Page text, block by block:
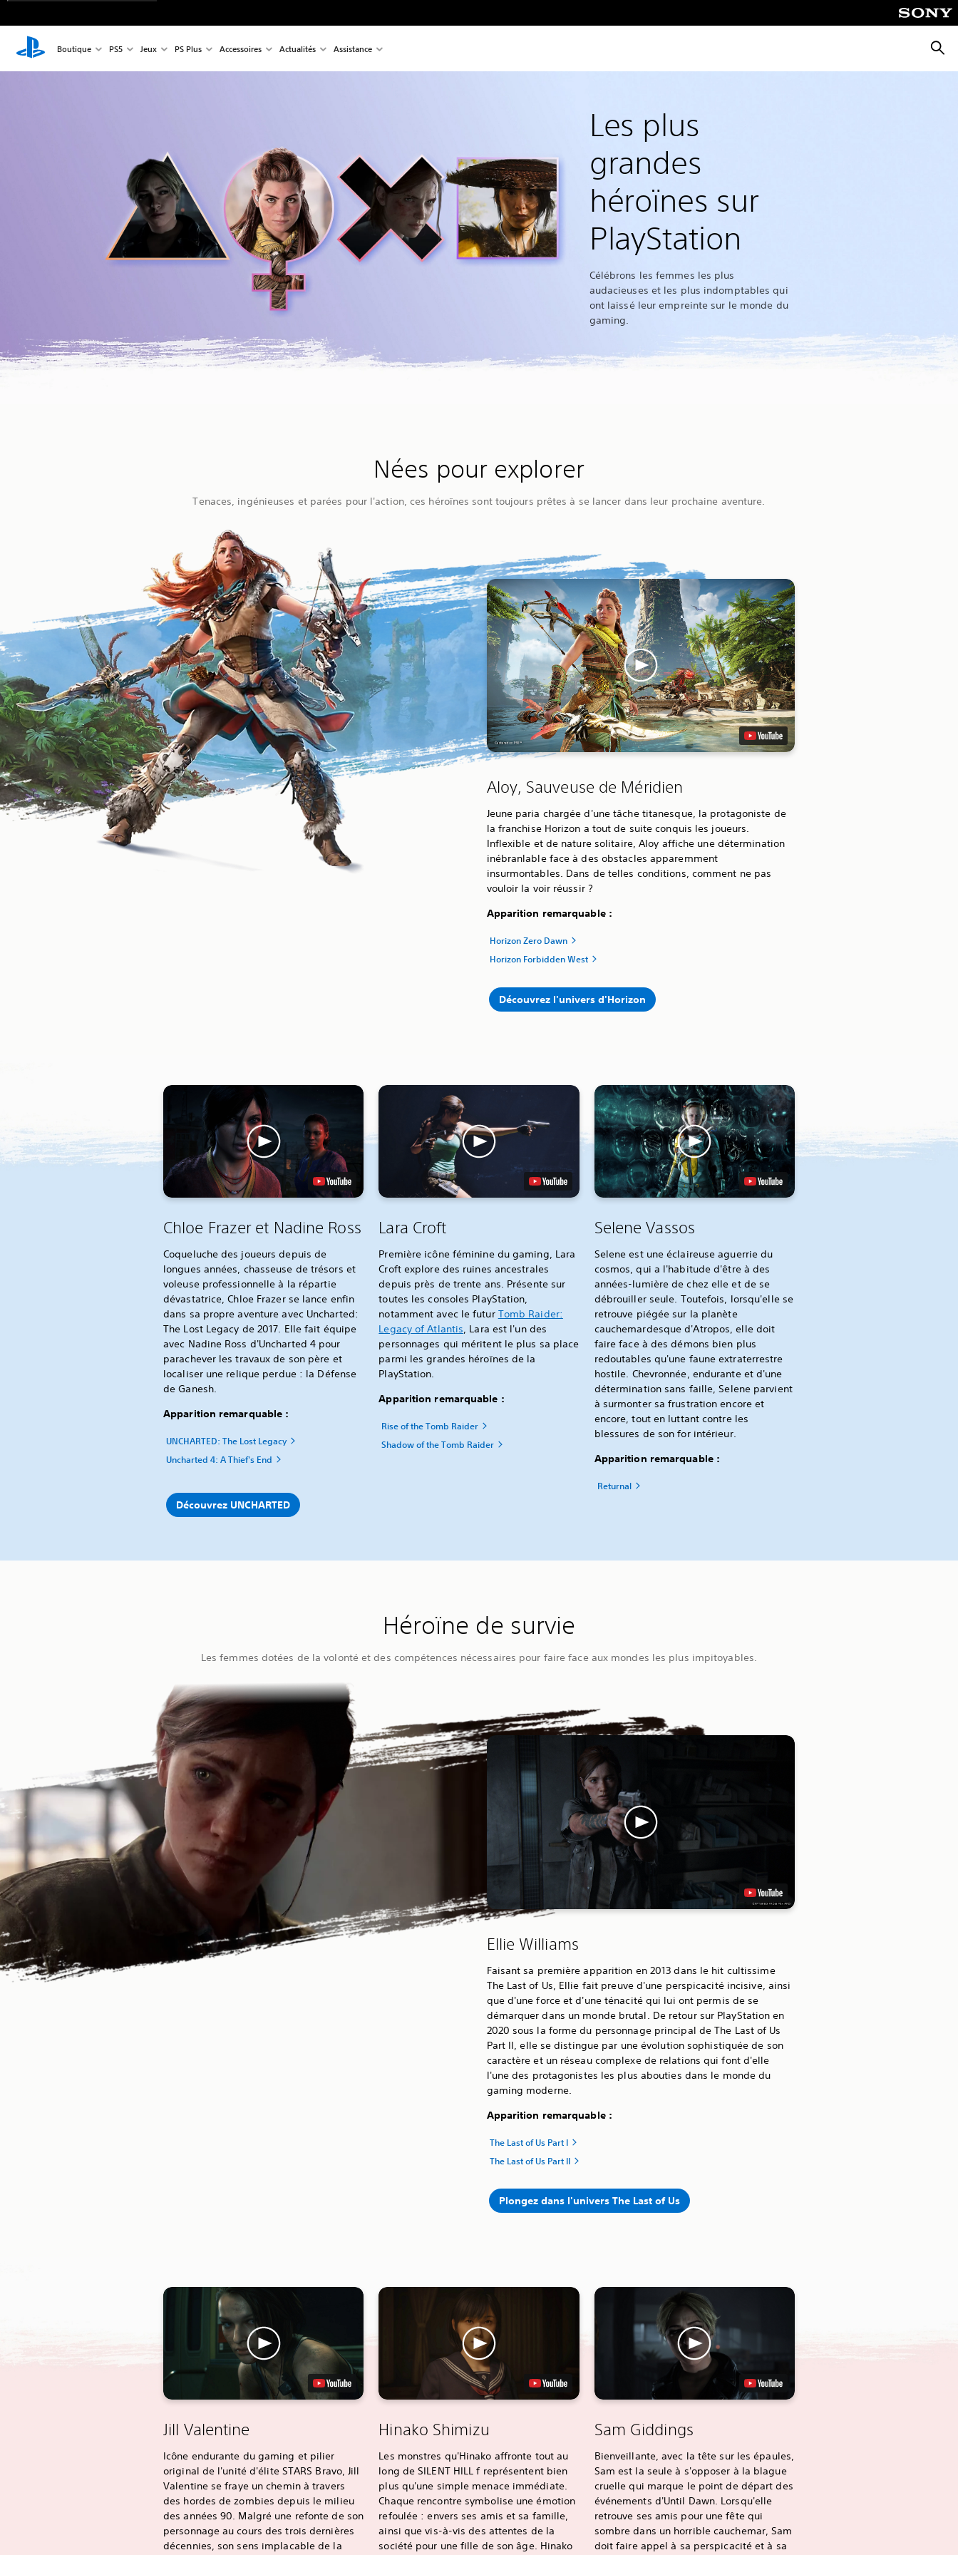
Boutique PS5 Jeux PS Plus Accessoires Actualités Assistance
Les plus
grandes
héroïnes sur
PlayStation
Célébrons les femmes les plus
audacieuses et les plus indomptables qui
ont laissé leur empreinte sur le monde du
gaming.
Nées pour explorer
Tenaces, ingénieuses et parées pour l'action, ces héroïnes sont toujours prêtes à se lancer dans leur prochaine aventure.
Aloy, Sauveuse de Méridien
Jeune paria chargée d'une tâche titanesque, la protagoniste de
la franchise Horizon a tout de suite conquis les joueurs.
Inflexible et de nature solitaire, Aloy affiche une détermination
inébranlable face à des obstacles apparemment
insurmontables. Dans de telles conditions, comment ne pas
vouloir la voir réussir ?
Apparition remarquable :
Horizon Zero Dawn
Horizon Forbidden West
Découvrez l'univers d'Horizon
Chloe Frazer et Nadine Ross
Coqueluche des joueurs depuis de
longues années, chasseuse de trésors et
voleuse professionnelle à la répartie
dévastatrice, Chloe Frazer se lance enfin
dans sa propre aventure avec Uncharted:
The Lost Legacy de 2017. Elle fait équipe
avec Nadine Ross d'Uncharted 4 pour
parachever les travaux de son père et
localiser une relique perdue : la Défense
de Ganesh.
Apparition remarquable :
UNCHARTED: The Lost Legacy
Uncharted 4: A Thief's End
Découvrez UNCHARTED
Lara Croft
Première icône féminine du gaming, Lara
Croft explore des ruines ancestrales
depuis près de trente ans. Présente sur
toutes les consoles PlayStation,
notamment avec le futur Tomb Raider:
Legacy of Atlantis, Lara est l'un des
personnages qui méritent le plus sa place
parmi les grandes héroïnes de la
PlayStation.
Apparition remarquable :
Rise of the Tomb Raider
Shadow of the Tomb Raider
Selene Vassos
Selene est une éclaireuse aguerrie du
cosmos, qui a l'habitude d'être à des
années-lumière de chez elle et de se
débrouiller seule. Toutefois, lorsqu'elle se
retrouve piégée sur la planète
cauchemardesque d'Atropos, elle doit
faire face à des démons bien plus
redoutables qu'une faune extraterrestre
hostile. Chevronnée, endurante et d'une
détermination sans faille, Selene parvient
à surmonter sa frustration encore et
encore, tout en luttant contre les
blessures de son for intérieur.
Apparition remarquable :
Returnal
Héroïne de survie
Les femmes dotées de la volonté et des compétences nécessaires pour faire face aux mondes les plus impitoyables.
Ellie Williams
Faisant sa première apparition en 2013 dans le hit cultissime
The Last of Us, Ellie fait preuve d'une perspicacité incisive, ainsi
que d'une force et d'une ténacité qui lui ont permis de se
démarquer dans un monde brutal. De retour sur PlayStation en
2020 sous la forme du personnage principal de The Last of Us
Part II, elle se distingue par une évolution sophistiquée de son
caractère et un réseau complexe de relations qui font d'elle
l'une des protagonistes les plus abouties dans le monde du
gaming moderne.
Apparition remarquable :
The Last of Us Part I
The Last of Us Part II
Plongez dans l'univers The Last of Us
Jill Valentine
Icône endurante du gaming et pilier
original de l'unité d'élite STARS Bravo, Jill
Valentine se fraye un chemin à travers
des hordes de zombies depuis le milieu
des années 90. Malgré une refonte de son
personnage au cours des trois dernières
décennies, son sens implacable de la
Hinako Shimizu
Les monstres qu'Hinako affronte tout au
long de SILENT HILL f représentent bien
plus qu'une simple menace immédiate.
Chaque rencontre symbolise une émotion
refoulée : envers ses amis et sa famille,
ainsi que vis-à-vis des attentes de la
société pour une fille de son âge. Hinako
Sam Giddings
Bienveillante, avec la tête sur les épaules,
Sam est la seule à s'opposer à la blague
cruelle qui marque le point de départ des
événements d'Until Dawn. Lorsqu'elle
retrouve ses amis pour une fête qui
sombre dans un horrible cauchemar, Sam
doit faire appel à sa perspicacité et à sa